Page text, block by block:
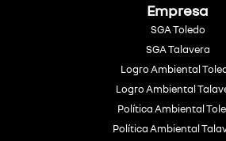
Empresa
SGA Toledo
SGA Talavera
Logro Ambiental
Logro Ambiental
Política Ambiental
Política Ambiental